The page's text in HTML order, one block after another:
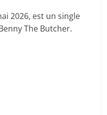
2026, est un single
The Butcher.